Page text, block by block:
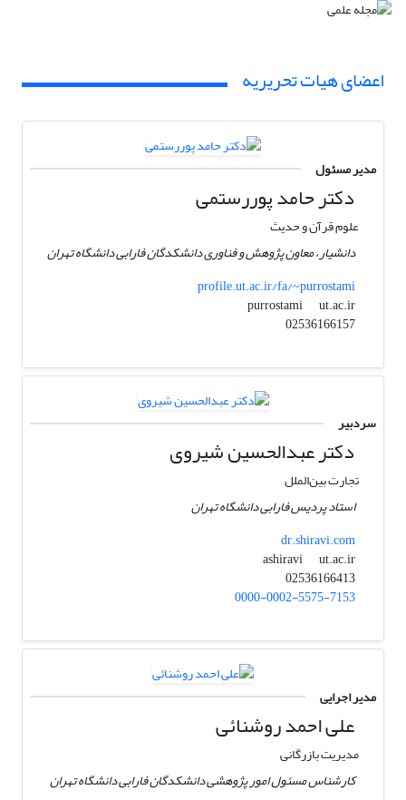
اعضای هیات تحریریه
مدیر مسئول
دکتر حامد پوررستمی
علوم قرآن و حدیث
دانشیار، معاون پژوهش و فناوری دانشکدگان فارابی دانشگاه تهران
profile.ut.ac.ir/fa/~purrostami
purrostami
ut.ac.ir
02536166157
سردبیر
دکتر عبدالحسین شیروی
تجارت بین‌الملل
استاد پردیس فارابی دانشگاه تهران
dr.shiravi.com
ashiravi
ut.ac.ir
02536166413
0000-0002-5575-7153
مدیر اجرایی
علی ‌احمد روشنائی
مدیریت بازرگانی
کارشناس مسئول امور پژوهشی دانشکدگان فارابی دانشگاه تهران